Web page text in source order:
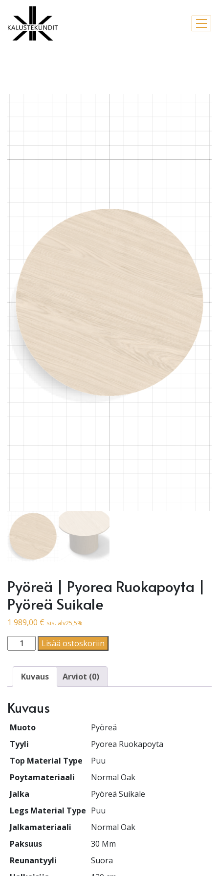
Pyöreä | Pyorea Ruokapoyta |
Pyöreä Suikale
1 989,00 € sis. alv25,5%
Pyöreä | Pyorea Ruokapoyta | Pyöreä Suikale määrä
Lisää ostoskoriin
Kuvaus Arviot (0)
Kuvaus
Muoto
Pyöreä
Tyyli
Pyorea Ruokapoyta
Top Material Type
Puu
Poytamateriaali
Normal Oak
Jalka
Pyöreä Suikale
Legs Material Type Puu
Jalkamateriaali
Normal Oak
Paksuus
30 Mm
Reunantyyli
Suora